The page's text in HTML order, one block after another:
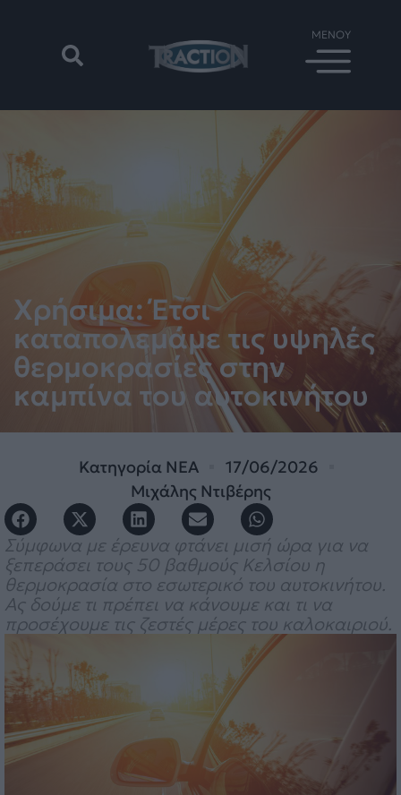
Χρήσιμα: Έτσι
καταπολεμάμε τις υψηλές
θερμοκρασίες στην
καμπίνα του αυτοκινήτου
Κατηγορία ΝΕΑ
17/06/2026
Μιχάλης Ντιβέρης
Σύμφωνα με έρευνα φτάνει μισή ώρα για να
ξεπεράσει τους 50 βαθμούς Κελσίου η
θερμοκρασία στο εσωτερικό του αυτοκινήτου.
Ας δούμε τι πρέπει να κάνουμε και τι να
προσέχουμε τις ζεστές μέρες του καλοκαιριού.